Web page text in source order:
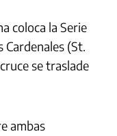
coloca la Serie
(St.
se traslade
ambas